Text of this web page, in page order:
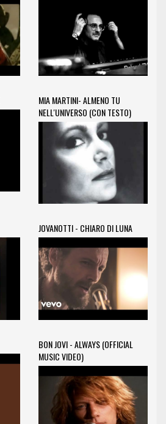
MIA MARTINI- ALMENO TU
NELL'UNIVERSO (CON TESTO)
JOVANOTTI - CHIARO DI LUNA
BON JOVI - ALWAYS (OFFICIAL
MUSIC VIDEO)